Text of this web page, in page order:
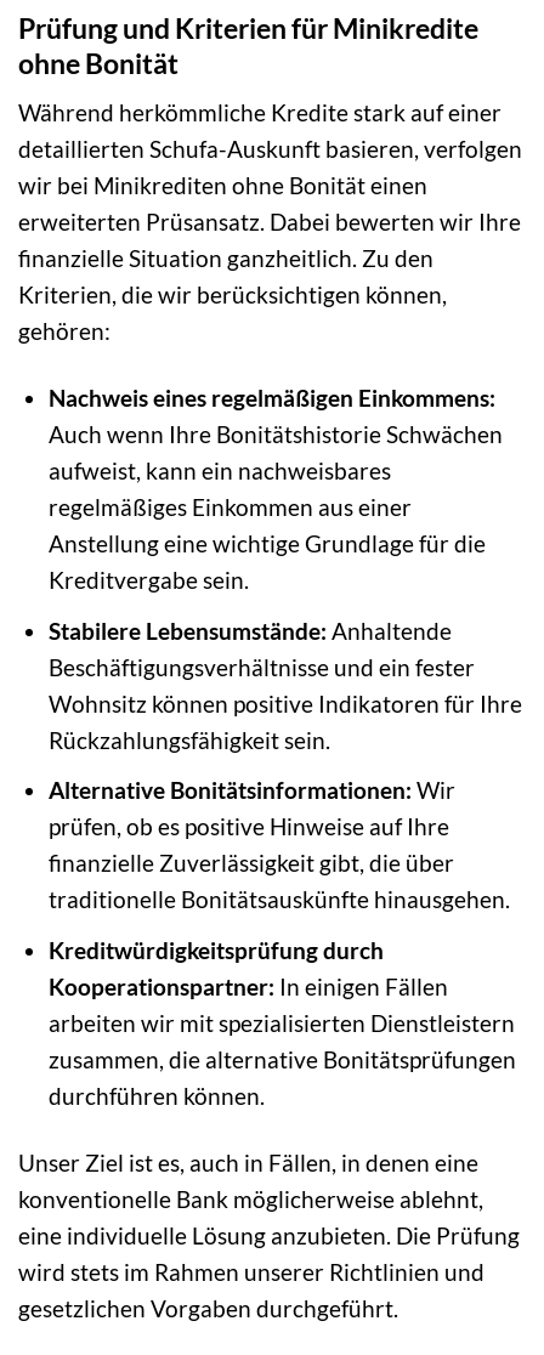
Prüfung und Kriterien für Minikredite
ohne Bonität
Während herkömmliche Kredite stark auf einer
detaillierten Schufa-Auskunft basieren, verfolgen
wir bei Minikrediten ohne Bonität einen
erweiterten Prüsansatz. Dabei bewerten wir Ihre
finanzielle Situation ganzheitlich. Zu den
Kriterien, die wir berücksichtigen können,
gehören:
Nachweis eines regelmäßigen Einkommens:
Auch wenn Ihre Bonitätshistorie Schwächen
aufweist, kann ein nachweisbares
regelmäßiges Einkommen aus einer
Anstellung eine wichtige Grundlage für die
Kreditvergabe sein.
Stabilere Lebensumstände: Anhaltende
Beschäftigungsverhältnisse und ein fester
Wohnsitz können positive Indikatoren für Ihre
Rückzahlungsfähigkeit sein.
Alternative Bonitätsinformationen: Wir
prüfen, ob es positive Hinweise auf Ihre
finanzielle Zuverlässigkeit gibt, die über
traditionelle Bonitätsauskünfte hinausgehen.
Kreditwürdigkeitsprüfung durch
Kooperationspartner: In einigen Fällen
arbeiten wir mit spezialisierten Dienstleistern
zusammen, die alternative Bonitätsprüfungen
durchführen können.
Unser Ziel ist es, auch in Fällen, in denen eine
konventionelle Bank möglicherweise ablehnt,
eine individuelle Lösung anzubieten. Die Prüfung
wird stets im Rahmen unserer Richtlinien und
gesetzlichen Vorgaben durchgeführt.